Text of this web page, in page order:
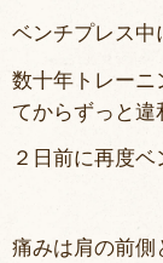
ベンチプレス中
数十年トレー
てからずっと違
２日前に再度
痛みは肩の前側